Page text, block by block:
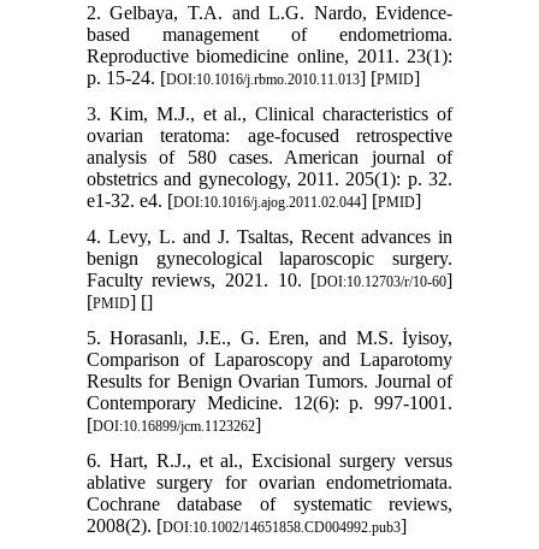
2. Gelbaya, T.A. and L.G. Nardo, Evidence-
based management of endometrioma.
Reproductive biomedicine online, 2011. 23(1):
p. 15-24. [DOI:10.1016/j.rbmo.2010.11.013] [PMID]
3. Kim, M.J., et al., Clinical characteristics of
ovarian teratoma: age-focused retrospective
analysis of 580 cases. American journal of
obstetrics and gynecology, 2011. 205(1): p. 32.
e1-32. e4. [DOI:10.1016/j.ajog.2011.02.044] [PMID]
4. Levy, L. and J. Tsaltas, Recent advances in
benign gynecological laparoscopic surgery.
Faculty reviews, 2021. 10. [DOI:10.12703/r/10-60]
[PMID] []
5. Horasanlı, J.E., G. Eren, and M.S. İyisoy,
Comparison of Laparoscopy and Laparotomy
Results for Benign Ovarian Tumors. Journal of
Contemporary Medicine. 12(6): p. 997-1001.
[DOI:10.16899/jcm.1123262]
6. Hart, R.J., et al., Excisional surgery versus
ablative surgery for ovarian endometriomata.
Cochrane database of systematic reviews,
2008(2). [DOI:10.1002/14651858.CD004992.pub3]